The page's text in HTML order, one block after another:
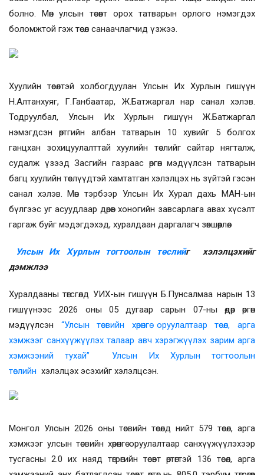
болно. Мөн улсын төсөвт орох татварын орлого нэмэгдэх
боломжтой гэж төсөл санаачлагчид үзжээ.
Хуулийн төсөлтэй холбогдуулан Улсын Их Хурлын гишүүн
Н.Алтанхуяг, Г.Ганбаатар, Ж.Батжаргал нар санал хэлэв.
Тодруулбал, Улсын Их Хурлын гишүүн Ж.Батжаргал
нэмэгдсэн өртгийн албан татварын 10 хувийг 5 болгох
ганцхан зохицуулалттай хуулийн төслийг сайтар нягталж,
судалж үзээд Засгийн газраас өргөн мэдүүлсэн татварын
багц хуулийн төслүүдтэй хамтатган хэлэлцэх нь зүйтэй гэсэн
санал хэлэв. Мөн тэрбээр Улсын Их Хурал дахь МАН-ын
бүлгээс уг асуудлаар дөрөв хоногийн завсарлага авах хүсэлт
гаргаж буйг мэдэгдэхэд, хуралдаан даргалагч зөвшөөрлөө.
Улсын Их Хурлын тогтоолын төслийг хэлэлцэхийг
дэмжлээ
Хуралдааны төгсгөлд УИХ-ын гишүүн Б.Пунсалмаа нарын 13
гишүүнээс 2026 оны 05 дугаар сарын 07-ны өдөр өргөн
мэдүүлсэн “Улсын төсвийн хөрөнгө оруулалтаар төсөл, арга
хэмжээг санхүүжүүлэх талаар авч хэрэгжүүлэх зарим арга
хэмжээний тухай” Улсын Их Хурлын тогтоолын
төслийн хэлэлцэх эсэхийг хэлэлцсэн.
Монгол Улсын 2026 оны төсвийн төсөлд нийт 579 төсөл, арга
хэмжээг улсын төсвийн хөрөнгө оруулалтаар санхүүжүүлэхээр
тусгасны 2.0 их наяд төгрөгийн төсөвт өртөгтэй 136 төсөл, арга